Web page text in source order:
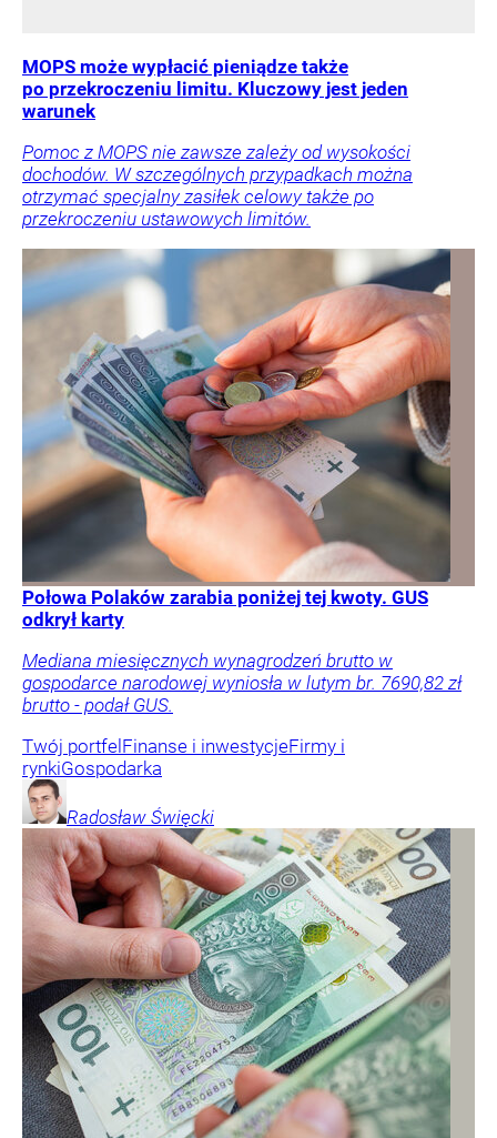
MOPS może wypłacić pieniądze także
po przekroczeniu limitu. Kluczowy jest jeden
warunek
Pomoc z MOPS nie zawsze zależy od wysokości
dochodów. W szczególnych przypadkach można
otrzymać specjalny zasiłek celowy także po
przekroczeniu ustawowych limitów.
Połowa Polaków zarabia poniżej tej kwoty. GUS
odkrył karty
Mediana miesięcznych wynagrodzeń brutto w
gospodarce narodowej wyniosła w lutym br. 7690,82 zł
brutto - podał GUS.
Twój portfel Finanse i inwestycjeFirmy i
rynkiGospodarka
Radosław Święcki